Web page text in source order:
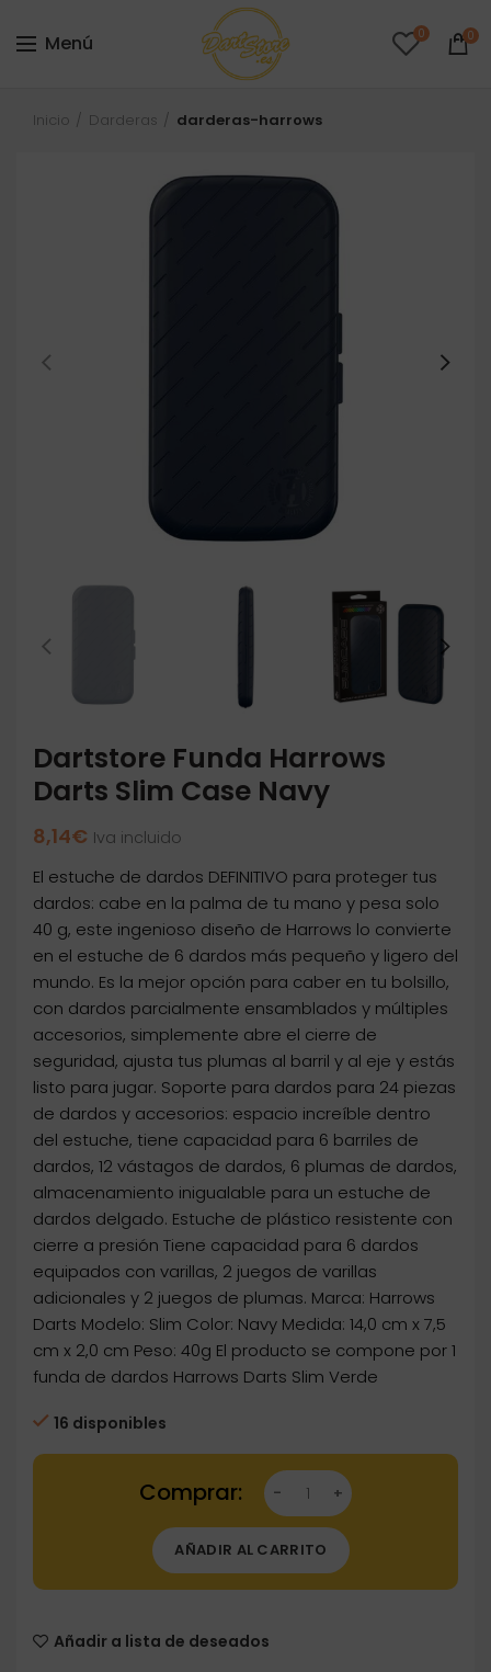
Menú 0 0
Inicio Darderas darderas-harrows
Dartstore Funda Harrows
Darts Slim Case Navy
8,14€ Iva incluido
El estuche de dardos DEFINITIVO para proteger tus
dardos: cabe en la palma de tu mano y pesa solo
40 g, este ingenioso diseño de Harrows lo convierte
en el estuche de 6 dardos más pequeño y ligero del
mundo. Es la mejor opción para caber en tu bolsillo,
con dardos parcialmente ensamblados y múltiples
accesorios, simplemente abre el cierre de
seguridad, ajusta tus plumas al barril y al eje y estás
listo para jugar. Soporte para dardos para 24 piezas
de dardos y accesorios: espacio increíble dentro
del estuche, tiene capacidad para 6 barriles de
dardos, 12 vástagos de dardos, 6 plumas de dardos,
almacenamiento inigualable para un estuche de
dardos delgado. Estuche de plástico resistente con
cierre a presión Tiene capacidad para 6 dardos
equipados con varillas, 2 juegos de varillas
adicionales y 2 juegos de plumas. Marca: Harrows
Darts Modelo: Slim Color: Navy Medida: 14,0 cm x 7,5
cm x 2,0 cm Peso: 40g El producto se compone por 1
funda de dardos Harrows Darts Slim Verde
16 disponibles
Dartstore Funda Harrows Darts Slim Case
AÑADIR AL CARRITO
Añadir a lista de deseados